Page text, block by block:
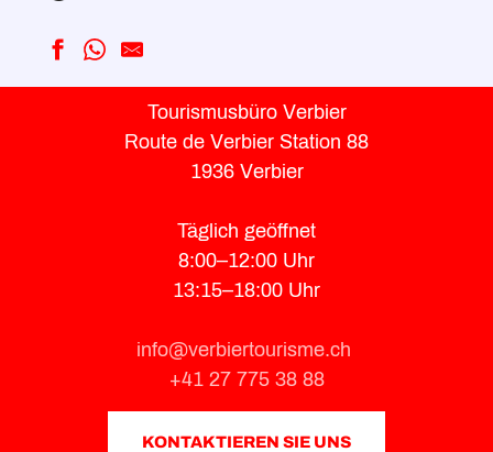
Vertic-Halle Kletterhalle
Tourismusbüro Verbier
Route de Verbier Station 88
1936 Verbier
Täglich geöffnet
8:00–12:00 Uhr
13:15–18:00 Uhr
info@verbiertourisme.ch
+41 27 775 38 88
KONTAKTIEREN SIE UNS